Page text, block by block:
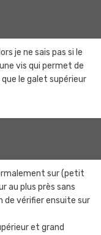
je ne sais pas si le
vis qui permet de
le galet supérieur
sur (petit
au plus près sans
de vérifier ensuite sur
et grand